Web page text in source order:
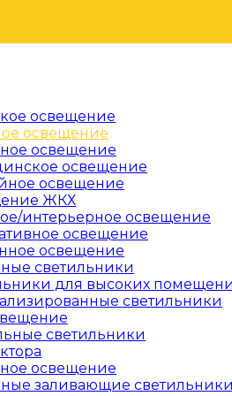
освещение
освещение
освещение
освещение
освещение
ЖКХ
интерьерное освещение
освещение
освещение
светильники
для высоких
светильники
светильники
освещение
заливающие